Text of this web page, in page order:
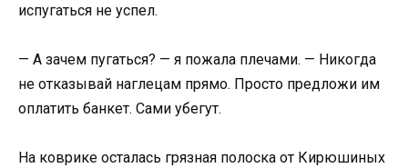
испугаться не успел.
— А зачем пугаться? — я пожала плечами. — Никогда
не отказывай наглецам прямо. Просто предложи им
оплатить банкет. Сами убегут.
На коврике осталась грязная полоска от Кирюшиных